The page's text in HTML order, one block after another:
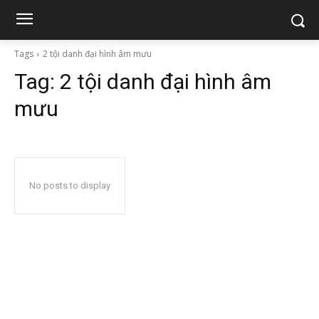
Tags 2 tội danh đại hình âm mưu
Tag: 2 tội danh đại hình âm
mưu
No posts to display